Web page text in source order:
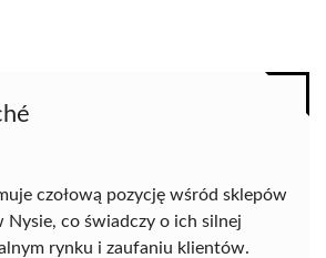
czołową pozycję wśród sklepów
Nysie, co świadczy o ich silnej
rynku i zaufaniu klientów.